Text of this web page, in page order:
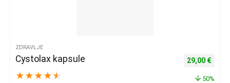
ZDRAVLJE
Cystolax kapsule
★ ★ ★ ★ ★
Izvorna
29,00 €
50%